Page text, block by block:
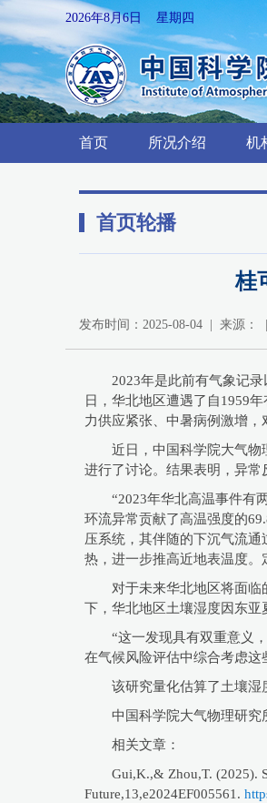
2026年8月6日 星期四
首页 所况介绍 机
首页轮播
桂
发布时间：2025-08-04 | 来源：
2023年是此前有气象记
日，华北地区遭遇了自1959
力供应紧张、中暑病例激增
近日，中国科学院大气物
进行了讨论。结果表明，异常
“2023年华北高温事件有
环流异常贡献了高温强度的
压系统，其伴随的下沉气流
热，进一步推高近地表温度。
对于未来华北地区将面
下，华北地区土壤湿度因东亚
“这一发现具有双重意义
在气候风险评估中综合考虑这
该研究量化估算了土壤湿
中国科学院大气物理研究
相关文章：
Gui,K.,& Zhou,T. (2025).
Future,13,e2024EF005561.